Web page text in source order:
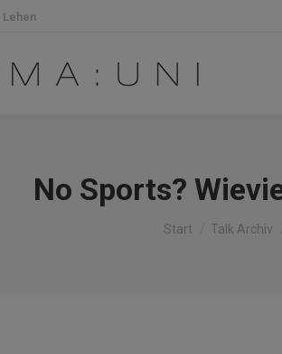
No Sports?
Sie befinden sich
Start Talk Archiv